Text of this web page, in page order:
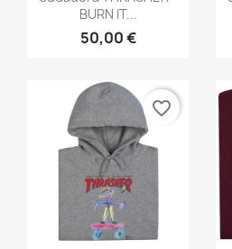
BURN IT...
50,00 €
favorite_border